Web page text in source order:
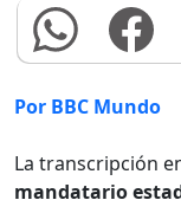
Por BBC Mundo
La transcripción
mandatario